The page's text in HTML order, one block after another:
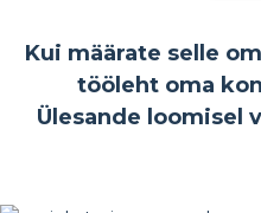
Kui määrate selle
tööleht oma
Ülesande loomisel